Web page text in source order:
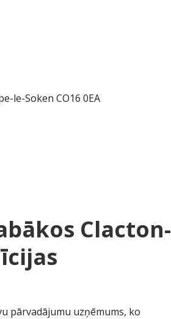
le-Soken CO16 0EA
Clacton-
pārvadājumu uzņēmums, ko